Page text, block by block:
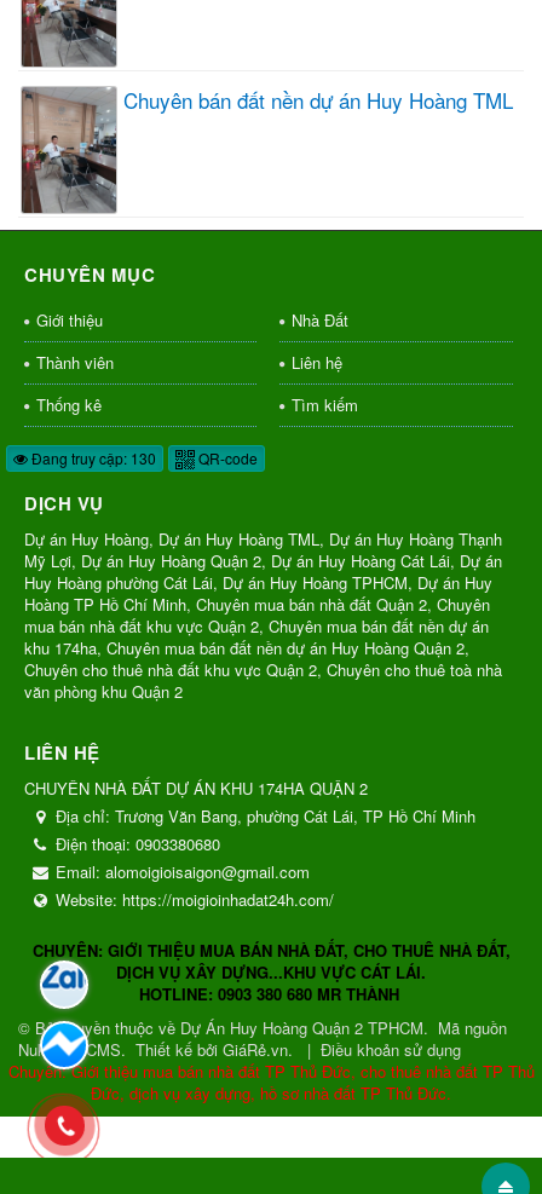
Chuyên bán đất nền dự án Huy Hoàng TML
CHUYÊN MỤC
Giới thiệu
Nhà Đất
Thành viên
Liên hệ
Thống kê
Tìm kiếm
Đang truy cập: 130 QR-code
DỊCH VỤ
Dự án Huy Hoàng, Dự án Huy Hoàng TML, Dự án Huy Hoàng Thạnh
Mỹ Lợi, Dự án Huy Hoàng Quận 2, Dự án Huy Hoàng Cát Lái, Dự án
Huy Hoàng phường Cát Lái, Dự án Huy Hoàng TPHCM, Dự án Huy
Hoàng TP Hồ Chí Minh, Chuyên mua bán nhà đất Quận 2, Chuyên
mua bán nhà đất khu vực Quận 2, Chuyên mua bán đất nền dự án
khu 174ha, Chuyên mua bán đất nền dự án Huy Hoàng Quận 2,
Chuyên cho thuê nhà đất khu vực Quận 2, Chuyên cho thuê toà nhà
văn phòng khu Quận 2
LIÊN HỆ
CHUYÊN NHÀ ĐẤT DỰ ÁN KHU 174HA QUẬN 2
Địa chỉ: Trương Văn Bang, phường Cát Lái, TP Hồ Chí Minh
Điện thoại: 0903380680
Email: alomoigioisaigon@gmail.com
Website: https://moigioinhadat24h.com/
CHUYÊN: GIỚI THIỆU MUA BÁN NHÀ ĐẤT, CHO THUÊ NHÀ ĐẤT,
DỊCH VỤ XÂY DỰNG...KHU VỰC CÁT LÁI.
HOTLINE: 0903 380 680 MR THÀNH
© Bản quyền thuộc về Dự Án Huy Hoàng Quận 2 TPHCM. Mã nguồn
NukeViet CMS. Thiết kế bởi GiáRẻ.vn. | Điều khoản sử dụng
Chuyên: Giới thiệu mua bán nhà đất TP Thủ Đức, cho thuê nhà đất TP Thủ
Đức, dịch vụ xây dựng, hồ sơ nhà đất TP Thủ Đức.